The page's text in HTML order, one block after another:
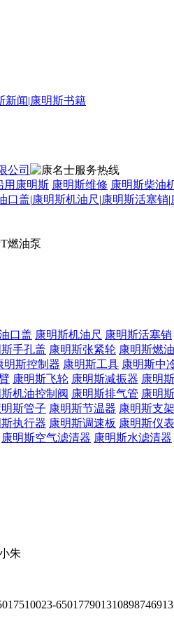
新闻|康明斯书籍
用康明斯 康明斯维修 康明斯柴油
口盖|康明斯机油尺 |康明斯活塞销|
燃油泵
口盖 康明斯机油尺 康明斯活塞销
手孔盖 康明斯张紧轮 康明斯燃
明斯控制器 康明斯工具 康明斯中
康明斯飞轮 康明斯减振器 康明
机油控制阀 康明斯排气管 康明
明斯管子 康明斯节温器 康明斯支架
执行器 康明斯调速板 康明斯仪表
康明斯空气滤清器 康明斯水滤清器
朱
023-6501779013108987469